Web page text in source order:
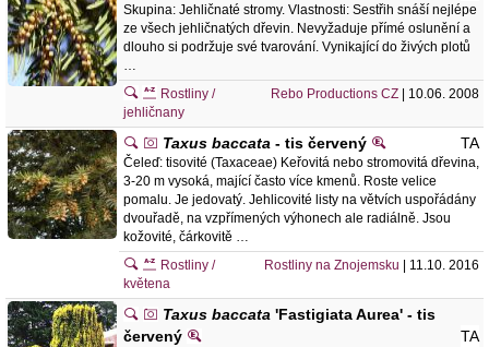
Skupina: Jehličnaté stromy. Vlastnosti: Sestřih snáší nejlépe
ze všech jehličnatých dřevin. Nevyžaduje přímé oslunění a
dlouho si podržuje své tvarování. Vynikající do živých plotů
…
Rebo Productions CZ | 10.06. 2008
Rostliny /
jehličnany
Taxus baccata - tis červený TA
Čeleď: tisovité (Taxaceae) Keřovitá nebo stromovitá dřevina,
3-20 m vysoká, mající často více kmenů. Roste velice
pomalu. Je jedovatý. Jehlicovité listy na větvích uspořádány
dvouřadě, na vzpřímených výhonech ale radiálně. Jsou
kožovité, čárkovitě …
Rostliny na Znojemsku | 11.10. 2016
Rostliny /
květena
Taxus baccata 'Fastigiata Aurea' - tis
červený
TA